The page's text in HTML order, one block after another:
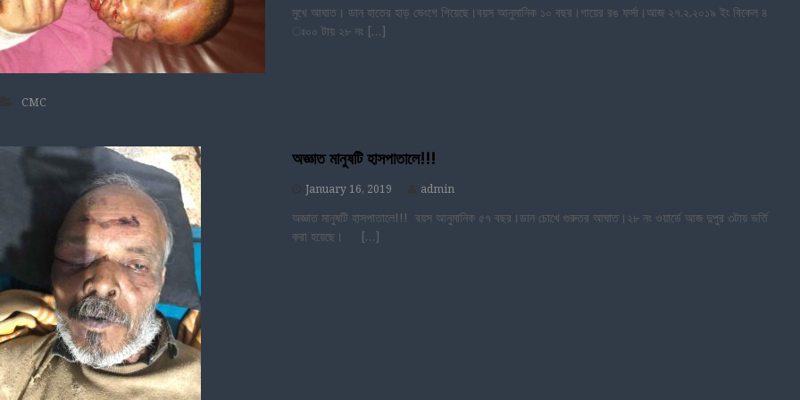
মুখে আঘাত। ডান হাতের হাড় ভেংগে গিয়েছে।বয়স আনুমানিক ১০ বছর।গায়ের রঙ ফর্সা।আজ ২৭.২.২০১৯ ইং বিকেল ৪
ঃ০০ টায় ২৮ নং […]
CMC
অজ্ঞাত মানুষটি হাসপাতালে!!!
January 16, 2019 admin
অজ্ঞাত মানুষটি হাসপাতালে!!! বয়স আনুমানিক ৫৭ বছর।ডান চোখে গুরুতর আঘাত।২৮ নং ওয়ার্ডে আজ দুপুর ৩টায় ভর্তি
করা হয়েছে। […]